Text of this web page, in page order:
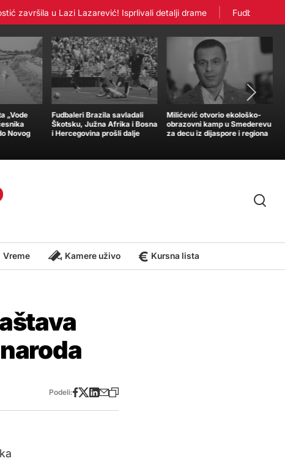
završila u Lazi Lazarević! Isprlivali detalji drame Fudbaleri
„Vode
Novog
Fudbaleri Brazila savladali
Škotsku, Južna Afrika i Bosna
i Hercegovina prošli dalje
Milićević otvorio ekološko-
obrazovni kamp u Smederevu
za decu iz dijaspore i regiona
Vreme Kamere uživo Kursna lista
Podeli: